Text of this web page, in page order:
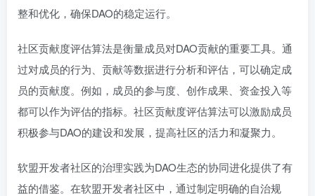
整和优化，确保DAO的稳定运行。
社区贡献度评估算法是衡量成员对DAO贡献的重要工具。通
过对成员的行为、贡献等数据进行分析和评估，可以确定成
员的贡献度。例如，成员的参与度、创作成果、资金投入等
都可以作为评估的指标。社区贡献度评估算法可以激励成员
积极参与DAO的建设和发展，提高社区的活力和凝聚力。
软盟开发者社区的治理实践为DAO生态的协同进化提供了有
益的借鉴。在软盟开发者社区中，通过制定明确的自治规